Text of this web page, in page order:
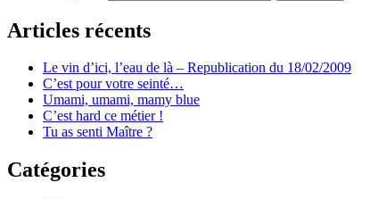
Articles récents
Le vin d’ici, l’eau de là – Republication du 18/02/2009
C’est pour votre seinté…
Umami, umami, mamy blue
C’est hard ce métier !
Tu as senti Maître ?
Catégories